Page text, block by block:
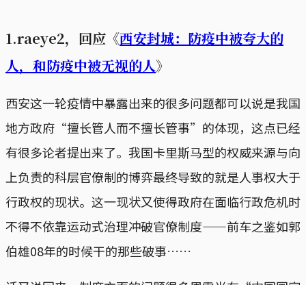
1.raeye2，回应《西安封城：防疫中被夸大的
人，和防疫中被无视的人》
西安这一轮疫情中暴露出来的很多问题都可以说是我国
地方政府“擅长管人而不擅长管事”的体现，这点已经
有很多论者提出来了。我国卡里斯马型的权威来源与向
上负责的科层官僚制的博弈最终导致的就是人事权大于
行政权的现状。这一现状又使得政府在面临行政危机时
不得不依靠运动式治理冲破官僚制度——前车之鉴如郭
伯雄08年的时候干的那些破事……